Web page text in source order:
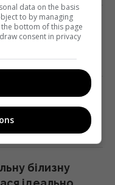
головний
етапі
- Politico
означає
чотирьом
новий шанс
білизну
data on the basis
to by managing
bottom of this page
consent in privacy